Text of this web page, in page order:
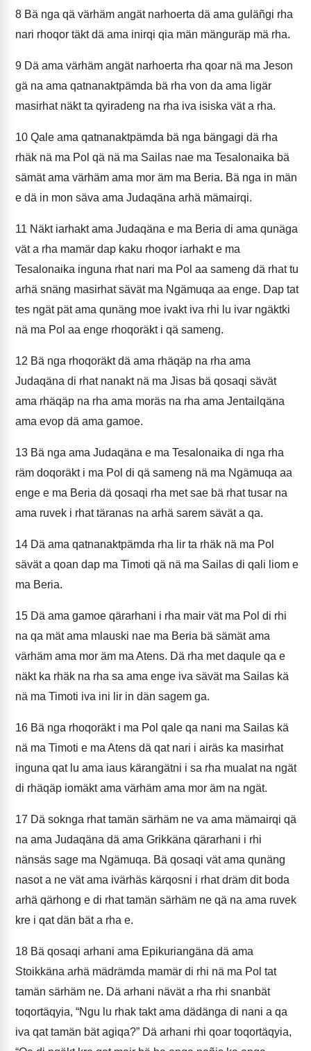
8 Bä nga qä värhäm angät narhoerta dä ama guläñgi rha
nari rhoqor täkt dä ama inirqi qia män mänguräp mä rha.
9 Dä ama värhäm angät narhoerta rha qoar nä ma Jeson
gä na ama qatnanaktpämda bä rha von da ama ligär
masirhat näkt ta qyiradeng na rha iva isiska vät a rha.
10 Qale ama qatnanaktpämda bä nga bängagi dä rha
rhäk nä ma Pol qä nä ma Sailas nae ma Tesalonaika bä
sämät ama värhäm ama mor äm ma Beria. Bä nga in män
e dä in mon säva ama Judaqäna arhä mämairqi.
11 Näkt iarhakt ama Judaqäna e ma Beria di ama qunäga
vät a rha mamär dap kaku rhoqor iarhakt e ma
Tesalonaika inguna rhat nari ma Pol aa sameng dä rhat tu
arhä snäng masirhat sävät ma Ngämuqa aa enge. Dap tat
tes ngät pät ama qunäng moe ivakt iva rhi lu ivar ngäktki
nä ma Pol aa enge rhoqoräkt i qä sameng.
12 Bä nga rhoqoräkt dä ama rhäqäp na rha ama
Judaqäna di rhat nanakt nä ma Jisas bä qosaqi sävät
ama rhäqäp na rha ama moräs na rha ama Jentailqäna
ama evop dä ama gamoe.
13 Bä nga ama Judaqäna e ma Tesalonaika di nga rha
räm doqoräkt i ma Pol di qä sameng nä ma Ngämuqa aa
enge e ma Beria dä qosaqi rha met sae bä rhat tusar na
ama ruvek i rhat täranas na arhä sarem sävät a qa.
14 Dä ama qatnanaktpämda rha lir ta rhäk nä ma Pol
sävät a qoan dap ma Timoti qä nä ma Sailas di qali liom e
ma Beria.
15 Dä ama gamoe qärarhani i rha mair vät ma Pol di rhi
na qa mät ama mlauski nae ma Beria bä sämät ama
värhäm ama mor äm ma Atens. Dä rha met daqule qa e
näkt ka rhäk na rha sa ama enge iva sävät ma Sailas kä
nä ma Timoti iva ini lir in dän sagem ga.
16 Bä nga rhoqoräkt i ma Pol qale qa nani ma Sailas kä
nä ma Timoti e ma Atens dä qat nari i airäs ka masirhat
inguna qat lu ama iaus kärangätni i sa rha mualat na ngät
di rhäqäp iomäkt ama värhäm ama mor äm na ngät.
17 Dä soknga rhat tamän särhäm ne va ama mämairqi qä
na ama Judaqäna dä ama Grikkäna qärarhani i rhi
nänsäs sage ma Ngämuqa. Bä qosaqi vät ama qunäng
nasot a ne vät ama ivärhäs kärqosni i rhat dräm dit boda
arhä qärhong e di rhat tamän särhäm ne qä na ama ruvek
kre i qat dän bät a rha e.
18 Bä qosaqi arhani ama Epikuriangäna dä ama
Stoikkäna arhä mädrämda mamär di rhi nä ma Pol tat
tamän särhäm ne. Dä arhani nävät a rha rhi snanbät
toqortäqyia, “Ngu lu rhak takt ama dädänga di nani a qa
iva qat tamän bät agiqa?” Dä arhani rhi qoar toqortäqyia,